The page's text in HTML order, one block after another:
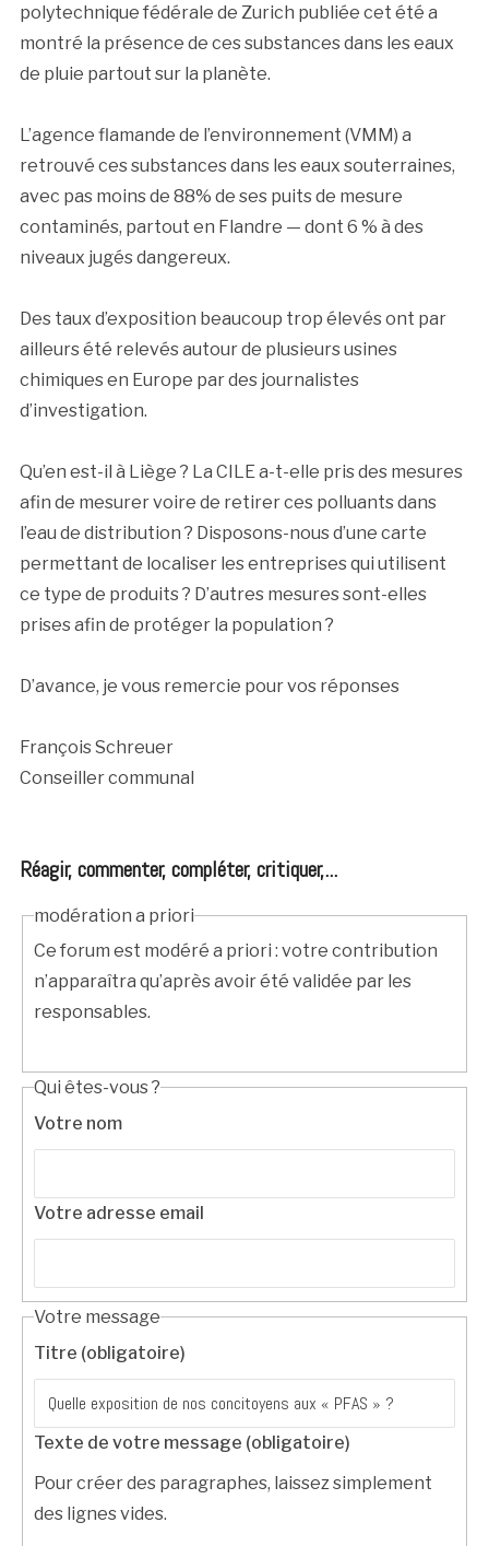
polytechnique fédérale de Zurich publiée cet été a
montré la présence de ces substances dans les eaux
de pluie partout sur la planète.
L’agence flamande de l’environnement (VMM) a
retrouvé ces substances dans les eaux souterraines,
avec pas moins de 88% de ses puits de mesure
contaminés, partout en Flandre — dont 6 % à des
niveaux jugés dangereux.
Des taux d’exposition beaucoup trop élevés ont par
ailleurs été relevés autour de plusieurs usines
chimiques en Europe par des journalistes
d’investigation.
Qu’en est-il à Liège ? La CILE a-t-elle pris des mesures
afin de mesurer voire de retirer ces polluants dans
l’eau de distribution ? Disposons-nous d’une carte
permettant de localiser les entreprises qui utilisent
ce type de produits ? D’autres mesures sont-elles
prises afin de protéger la population ?
D’avance, je vous remercie pour vos réponses
François Schreuer
Conseiller communal
Réagir, commenter, compléter, critiquer,...
modération a priori
Ce forum est modéré a priori : votre contribution
n’apparaîtra qu’après avoir été validée par les
responsables.
Qui êtes-vous ?
Votre nom
Votre adresse email
Votre message
Titre (obligatoire)
Texte de votre message (obligatoire)
Pour créer des paragraphes, laissez simplement
des lignes vides.